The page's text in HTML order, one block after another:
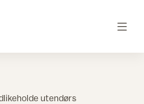
utendørs